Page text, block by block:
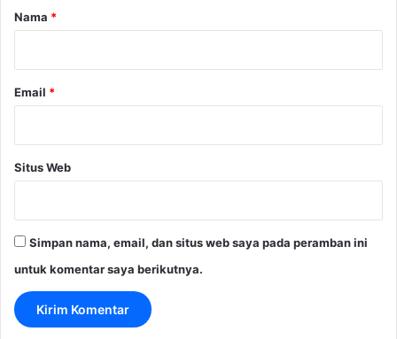
rNama *
Email *
Situs Web
Simpan nama, email, dan situs web saya pada peramban ini
untuk komentar saya berikutnya.